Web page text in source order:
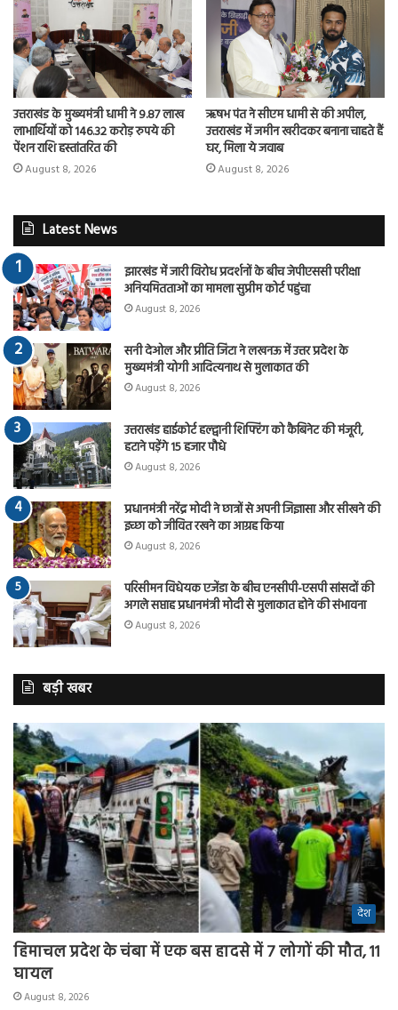
उत्तराखंड के मुख्यमंत्री धामी ने 9.87 लाख
लाभार्थियों को 146.32 करोड़ रुपये की
पेंशन राशि हस्तांतरित की
August 8, 2026
ऋषभ पंत ने सीएम धामी से की अपील,
उत्तराखंड में जमीन खरीदकर बनाना चाहते हैं
घर, मिला ये जवाब
August 8, 2026
Latest News
झारखंड में जारी विरोध प्रदर्शनों के बीच जेपीएससी परीक्षा
अनियमितताओं का मामला सुप्रीम कोर्ट पहुंचा
August 8, 2026
सनी देओल और प्रीति जिंटा ने लखनऊ में उत्तर प्रदेश के
मुख्यमंत्री योगी आदित्यनाथ से मुलाकात की
August 8, 2026
उत्तराखंड हाईकोर्ट हल्द्वानी शिफ्टिंग को कैबिनेट की मंजूरी,
हटाने पड़ेंगे 15 हजार पौधे
August 8, 2026
प्रधानमंत्री नरेंद्र मोदी ने छात्रों से अपनी जिज्ञासा और सीखने की
इच्छा को जीवित रखने का आग्रह किया
August 8, 2026
परिसीमन विधेयक एजेंडा के बीच एनसीपी-एसपी सांसदों की
अगले सप्ताह प्रधानमंत्री मोदी से मुलाकात होने की संभावना
August 8, 2026
बड़ी खबर
देश
हिमाचल प्रदेश के चंबा में एक बस हादसे में 7 लोगों की मौत, 11
घायल
August 8, 2026